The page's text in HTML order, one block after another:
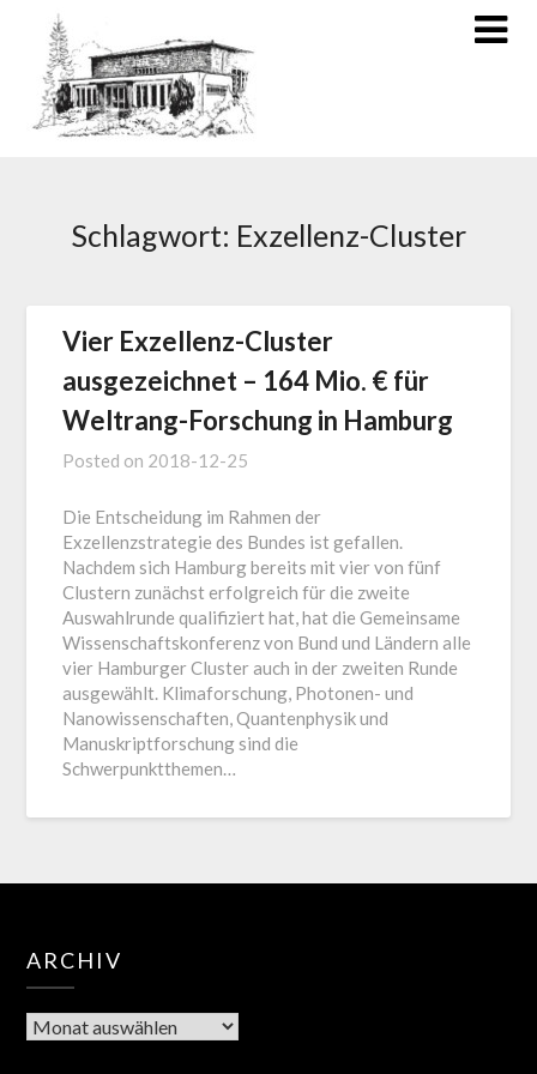
Schlagwort: Exzellenz-Cluster
Vier Exzellenz-Cluster
ausgezeichnet – 164 Mio. € für
Weltrang-Forschung in Hamburg
Posted on 2018-12-25
Die Entscheidung im Rahmen der
Exzellenzstrategie des Bundes ist gefallen.
Nachdem sich Hamburg bereits mit vier von fünf
Clustern zunächst erfolgreich für die zweite
Auswahlrunde qualifiziert hat, hat die Gemeinsame
Wissenschaftskonferenz von Bund und Ländern alle
vier Hamburger Cluster auch in der zweiten Runde
ausgewählt. Klimaforschung, Photonen- und
Nanowissenschaften, Quantenphysik und
Manuskriptforschung sind die
Schwerpunktthemen…
ARCHIV